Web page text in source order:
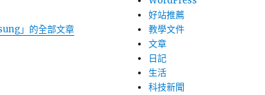
」的全部文章
好站推薦
教學文件
文章
日記
生活
科技新聞